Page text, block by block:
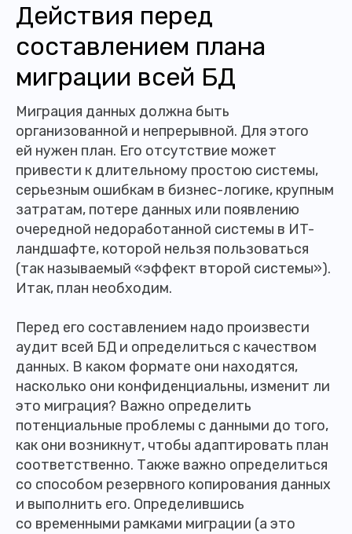
Действия перед
составлением плана
миграции всей БД
Миграция данных должна быть
организованной и непрерывной. Для этого
ей нужен план. Его отсутствие может
привести к длительному простою системы,
серьезным ошибкам в бизнес-логике, крупным
затратам, потере данных или появлению
очередной недоработанной системы в ИT-
ландшафте, которой нельзя пользоваться
(так называемый «эффект второй системы»).
Итак, план необходим.
Перед его составлением надо произвести
аудит всей БД и определиться с качеством
данных. В каком формате они находятся,
насколько они конфиденциальны, изменит ли
это миграция? Важно определить
потенциальные проблемы с данными до того,
как они возникнут, чтобы адаптировать план
соответственно. Также важно определиться
со способом резервного копирования данных
и выполнить его. Определившись
со временными рамками миграции (а это